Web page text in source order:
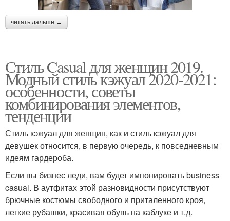
читать дальше →
Стиль Casual для женщин 2019.
Модный стиль кэжуал 2020-2021:
особенности, советы
комбинирования элементов,
тенденции
Стиль кэжуал для женщин, как и стиль кэжуал для
девушек относится, в первую очередь, к повседневным
идеям гардероба.
Если вы бизнес леди, вам будет импонировать business
casual. В аутфитах этой разновидности присутствуют
брючные костюмы свободного и приталенного кроя,
легкие рубашки, красивая обувь на каблуке и т.д.